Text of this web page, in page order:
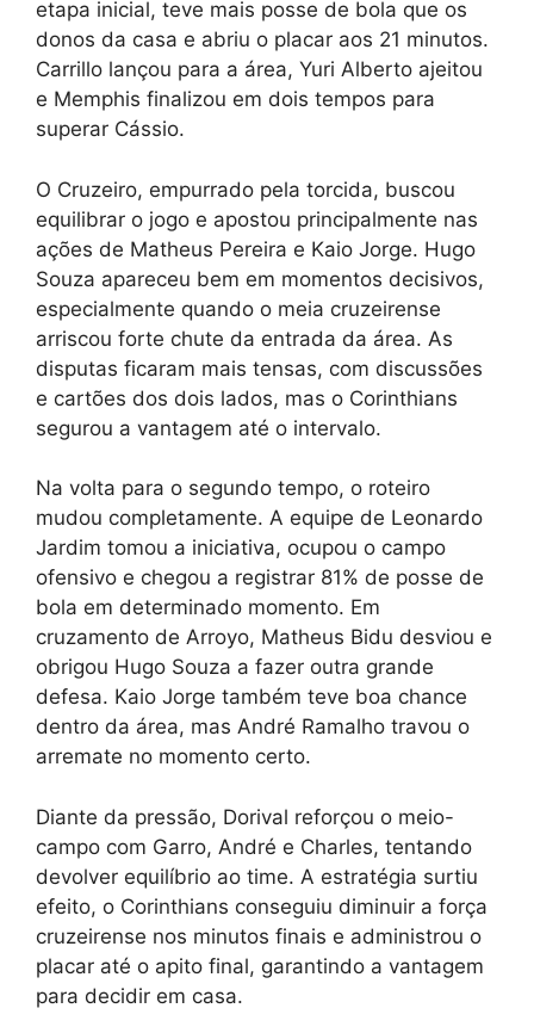
etapa inicial, teve mais posse de bola que os
donos da casa e abriu o placar aos 21 minutos.
Carrillo lançou para a área, Yuri Alberto ajeitou
e Memphis finalizou em dois tempos para
superar Cássio.
O Cruzeiro, empurrado pela torcida, buscou
equilibrar o jogo e apostou principalmente nas
ações de Matheus Pereira e Kaio Jorge. Hugo
Souza apareceu bem em momentos decisivos,
especialmente quando o meia cruzeirense
arriscou forte chute da entrada da área. As
disputas ficaram mais tensas, com discussões
e cartões dos dois lados, mas o Corinthians
segurou a vantagem até o intervalo.
Na volta para o segundo tempo, o roteiro
mudou completamente. A equipe de Leonardo
Jardim tomou a iniciativa, ocupou o campo
ofensivo e chegou a registrar 81% de posse de
bola em determinado momento. Em
cruzamento de Arroyo, Matheus Bidu desviou e
obrigou Hugo Souza a fazer outra grande
defesa. Kaio Jorge também teve boa chance
dentro da área, mas André Ramalho travou o
arremate no momento certo.
Diante da pressão, Dorival reforçou o meio-
campo com Garro, André e Charles, tentando
devolver equilíbrio ao time. A estratégia surtiu
efeito, o Corinthians conseguiu diminuir a força
cruzeirense nos minutos finais e administrou o
placar até o apito final, garantindo a vantagem
para decidir em casa.